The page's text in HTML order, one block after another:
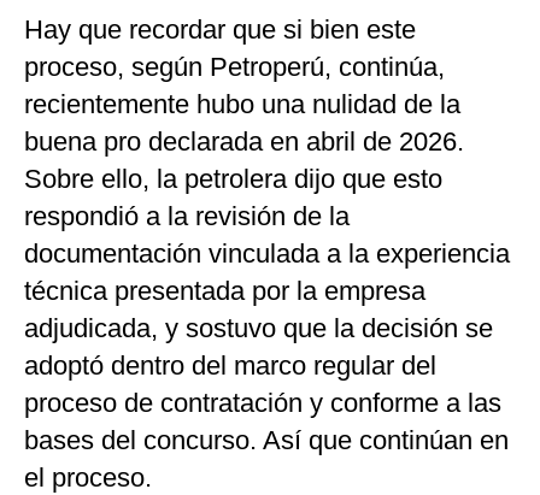
Hay que recordar que si bien este
proceso, según Petroperú, continúa,
recientemente hubo una nulidad de la
buena pro declarada en abril de 2026.
Sobre ello, la petrolera dijo que esto
respondió a la revisión de la
documentación vinculada a la experiencia
técnica presentada por la empresa
adjudicada, y sostuvo que la decisión se
adoptó dentro del marco regular del
proceso de contratación y conforme a las
bases del concurso. Así que continúan en
el proceso.